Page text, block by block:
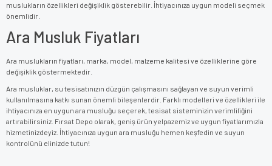
muslukların özellikleri değişiklik gösterebilir. İhtiyacınıza uygun modeli seçmek
önemlidir.
Ara Musluk Fiyatları
Ara muslukların fiyatları, marka, model, malzeme kalitesi ve özelliklerine göre
değişiklik göstermektedir.
Ara musluklar, su tesisatınızın düzgün çalışmasını sağlayan ve suyun verimli
kullanılmasına katkı sunan önemli bileşenlerdir. Farklı modelleri ve özellikleri ile
ihtiyacınıza en uygun ara musluğu seçerek, tesisat sisteminizin verimliliğini
artırabilirsiniz. Fırsat Depo olarak, geniş ürün yelpazemiz ve uygun fiyatlarımızla
hizmetinizdeyiz. İhtiyacınıza uygun ara musluğu hemen keşfedin ve suyun
kontrolünü elinizde tutun!